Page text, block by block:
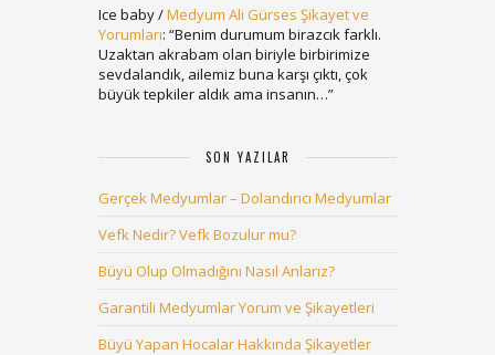
Ice baby/Medyum Ali Gürses Şikayet ve
Yorumları: “Benim durumum birazcık farklı.
Uzaktan akrabam olan biriyle birbirimize
sevdalandık, ailemiz buna karşı çıktı, çok
büyük tepkiler aldık ama insanın…”
SON YAZILAR
Gerçek Medyumlar – Dolandırıcı Medyumlar
Vefk Nedir? Vefk Bozulur mu?
Büyü Olup Olmadığını Nasıl Anlarız?
Garantili Medyumlar Yorum ve Şikayetleri
Büyü Yapan Hocalar Hakkında Şikayetler